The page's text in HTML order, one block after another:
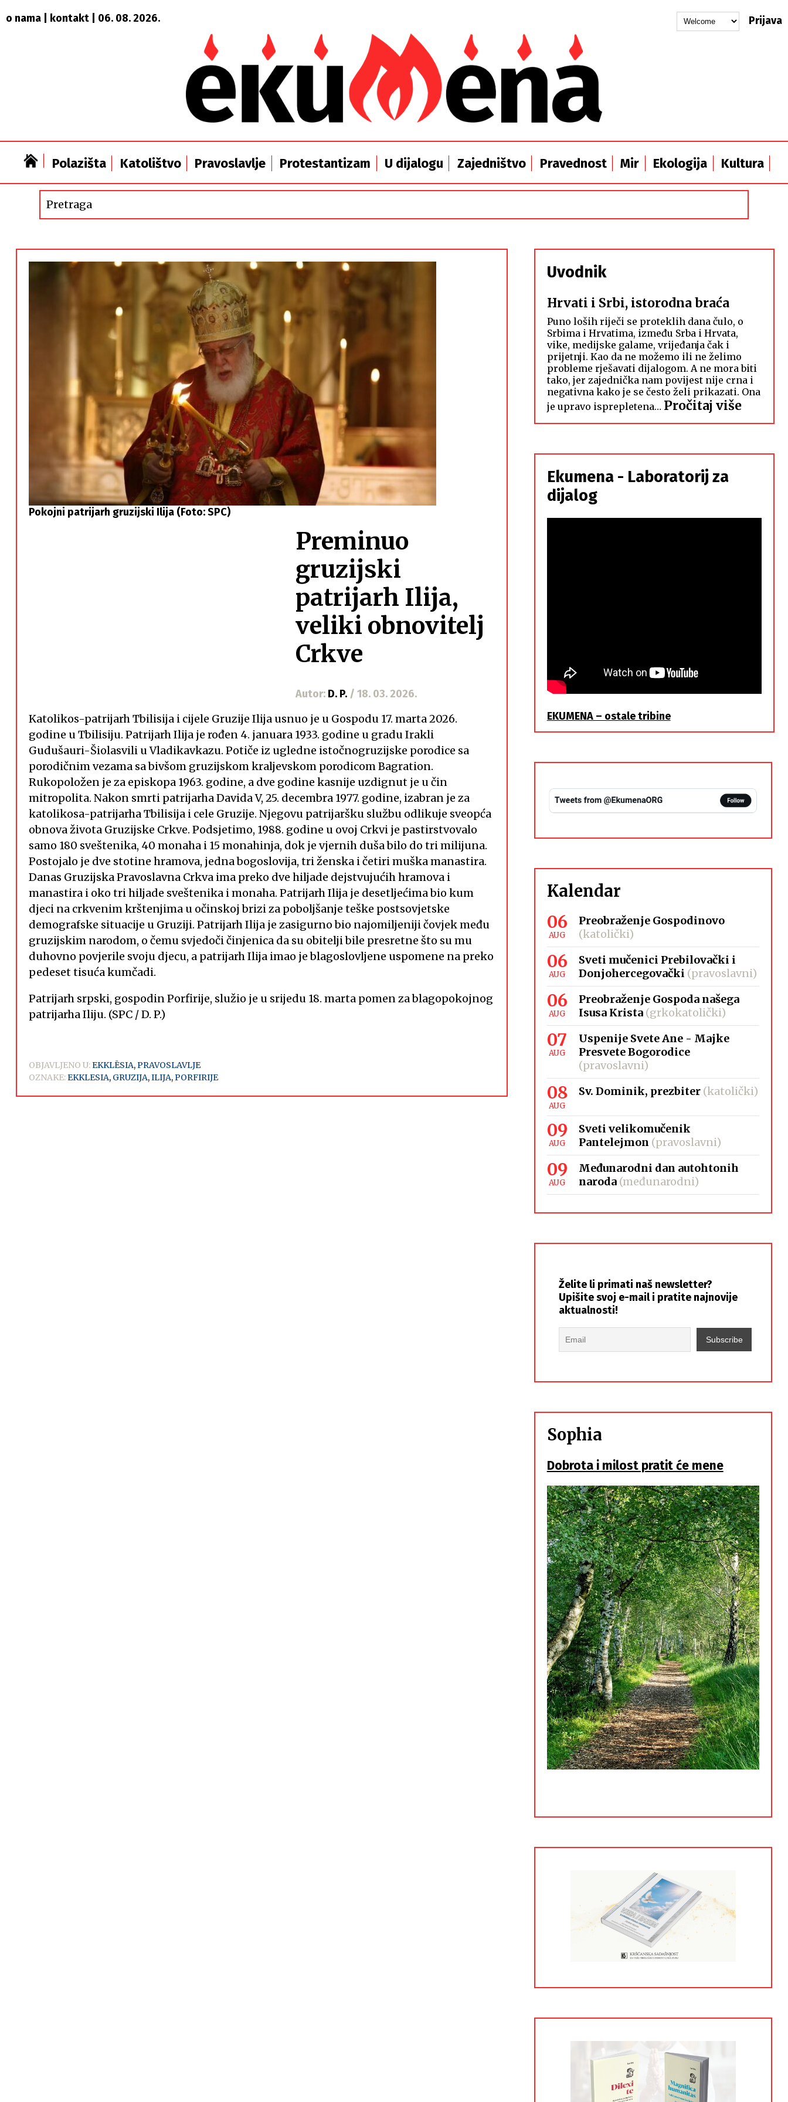
o nama kontakt | 06. 08. 2026. Prijava
Polazišta Katolištvo Pravoslavlje Protestantizam U dijalogu Zajedništvo Pravednost Mir Ekologija Kultura
Pokojni patrijarh gruzijski Ilija (Foto: SPC)
Preminuo
gruzijski
patrijarh Ilija,
veliki obnovitelj
Crkve
Autor: D. P. / 18. 03. 2026.
Katolikos-patrijarh Tbilisija i cijele Gruzije Ilija usnuo je u Gospodu 17. marta 2026.
godine u Tbilisiju. Patrijarh Ilija je rođen 4. januara 1933. godine u gradu Irakli
Gudušauri-Šiolasvili u Vladikavkazu. Potiče iz ugledne istočnogruzijske porodice sa
porodičnim vezama sa bivšom gruzijskom kraljevskom porodicom Bagration.
Rukopoložen je za episkopa 1963. godine, a dve godine kasnije uzdignut je u čin
mitropolita. Nakon smrti patrijarha Davida V, 25. decembra 1977. godine, izabran je za
katolikosa-patrijarha Tbilisija i cele Gruzije. Njegovu patrijaršku službu odlikuje sveopća
obnova života Gruzijske Crkve. Podsjetimo, 1988. godine u ovoj Crkvi je pastirstvovalo
samo 180 sveštenika, 40 monaha i 15 monahinja, dok je vjernih duša bilo do tri milijuna.
Postojalo je dve stotine hramova, jedna bogoslovija, tri ženska i četiri muška manastira.
Danas Gruzijska Pravoslavna Crkva ima preko dve hiljade dejstvujućih hramova i
manastira i oko tri hiljade sveštenika i monaha. Patrijarh Ilija je desetljećima bio kum
djeci na crkvenim krštenjima u očinskoj brizi za poboljšanje teške postsovjetske
demografske situacije u Gruziji. Patrijarh Ilija je zasigurno bio najomiljeniji čovjek među
gruzijskim narodom, o čemu svjedoči činjenica da su obitelji bile presretne što su mu
duhovno povjerile svoju djecu, a patrijarh Ilija imao je blagoslovljene uspomene na preko
pedeset tisuća kumčadi.
Patrijarh srpski, gospodin Porfirije, služio je u srijedu 18. marta pomen za blagopokojnog
patrijarha Iliju. (SPC / D. P.)
OBJAVLJENO U:EKKLĒSIA,PRAVOSLAVLJE
OZNAKE:EKKLESIA, GRUZIJA,ILIJA,PORFIRIJE
Uvodnik
Hrvati i Srbi, istorodna braća
Puno loših riječi se proteklih dana čulo, o
Srbima i Hrvatima, između Srba i Hrvata,
vike, medijske galame, vrijeđanja čak i
prijetnji. Kao da ne možemo ili ne želimo
probleme rješavati dijalogom. A ne mora biti
tako, jer zajednička nam povijest nije crna i
negativna kako je se često želi prikazati. Ona
je upravo isprepletena… Pročitaj više:
Hrvati
Srbi,
Ekumena - Laboratorij za
dijalog
EKUMENA – ostale tribine
Kalendar
06
AUG
Preobraženje Gospodinovo
(katolički)
06
AUG
Sveti mučenici Prebilovački i
Donjohercegovački (pravoslavni)
06
AUG
Preobraženje Gospoda našega
Isusa Krista (grkokatolički)
07
AUG
Uspenije Svete Ane - Majke
Presvete Bogorodice
(pravoslavni)
08
AUG
Sv. Dominik, prezbiter (katolički)
09
AUG
Sveti velikomučenik
Pantelejmon (pravoslavni)
09
AUG
Međunarodni dan autohtonih
naroda (međunarodni)
Želite li primati naš newsletter?
Upišite svoj e-mail i pratite najnovije
aktualnosti!
Sophia
Dobrota i milost pratit će mene